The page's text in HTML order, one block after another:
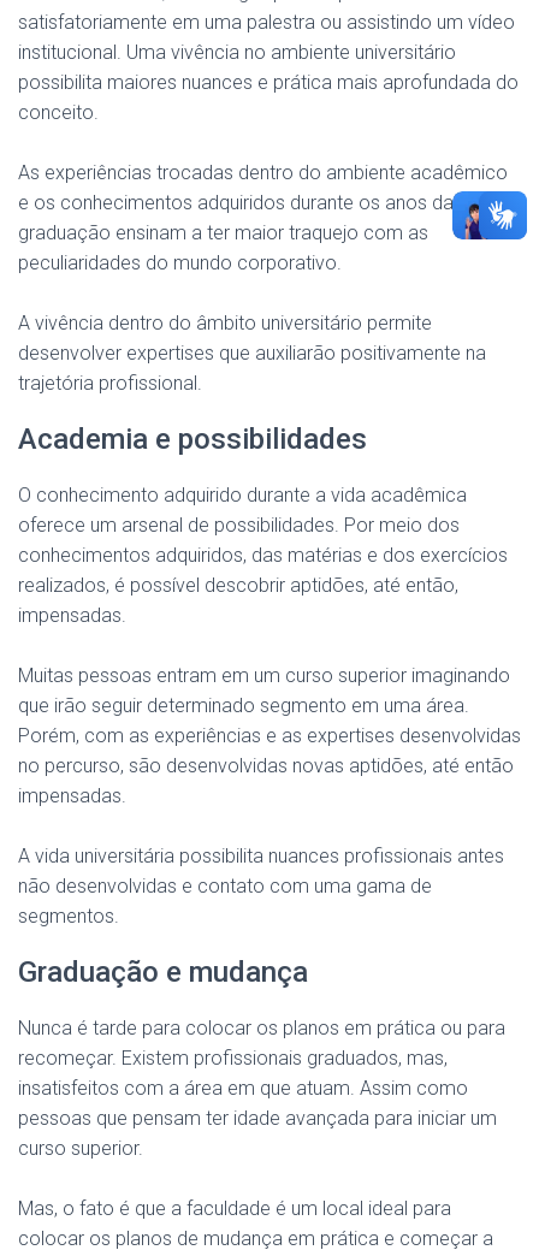
satisfatoriamente em uma palestra ou assistindo um vídeo
institucional. Uma vivência no ambiente universitário
possibilita maiores nuances e prática mais aprofundada do
conceito.
As experiências trocadas dentro do ambiente acadêmico
e os conhecimentos adquiridos durante os anos da
graduação ensinam a ter maior traquejo com as
peculiaridades do mundo corporativo.
A vivência dentro do âmbito universitário permite
desenvolver expertises que auxiliarão positivamente na
trajetória profissional.
Academia e possibilidades
O conhecimento adquirido durante a vida acadêmica
oferece um arsenal de possibilidades. Por meio dos
conhecimentos adquiridos, das matérias e dos exercícios
realizados, é possível descobrir aptidões, até então,
impensadas.
Muitas pessoas entram em um curso superior imaginando
que irão seguir determinado segmento em uma área.
Porém, com as experiências e as expertises desenvolvidas
no percurso, são desenvolvidas novas aptidões, até então
impensadas.
A vida universitária possibilita nuances profissionais antes
não desenvolvidas e contato com uma gama de
segmentos.
Graduação e mudança
Nunca é tarde para colocar os planos em prática ou para
recomeçar. Existem profissionais graduados, mas,
insatisfeitos com a área em que atuam. Assim como
pessoas que pensam ter idade avançada para iniciar um
curso superior.
Mas, o fato é que a faculdade é um local ideal para
colocar os planos de mudança em prática e começar a